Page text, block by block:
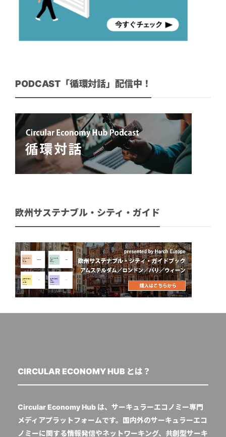
PODCAST「循環対話」配信中！
欧州サステナブル・シティ・ガイド
CIRCULAR ECONOMY HUB とは？
Circular Economy Hub は、サーキュラーエコノミー専門
メディアプラットフォームです。国内外のサーキュラーエコ
ノミーに関する情報発信やネットワーキング、共創型サーキ